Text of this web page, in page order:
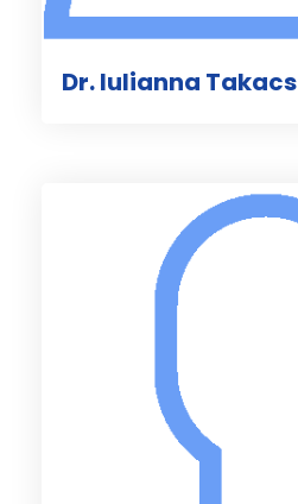
Dr. Iulianna Takacs